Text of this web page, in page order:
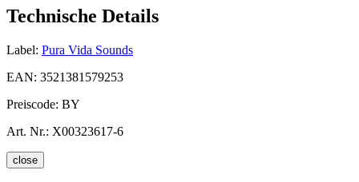
Technische Details
Label: Pura Vida Sounds
EAN: 3521381579253
Preiscode: BY
Art. Nr.: X00323617-6
close